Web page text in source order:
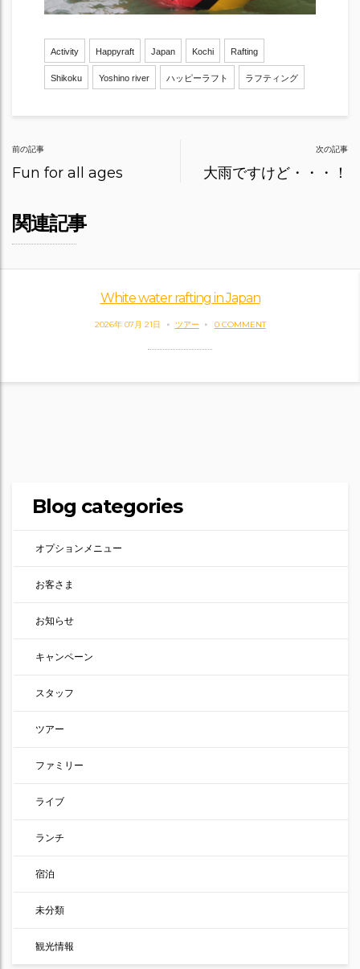
Activity Happyraft Japan Kochi Rafting
Shikoku Yoshino river ハッピーラフト ラフティング
Post
navigation
前の記事
Fun for all ages
次の記事
大雨ですけど・・・！
関連記事
White water rafting in Japan
2026年 07月 21日 ツアー 0 COMMENT
Blog categories
オプションメニュー
お客さま
お知らせ
キャンペーン
スタッフ
ツアー
ファミリー
ライブ
ランチ
宿泊
未分類
観光情報